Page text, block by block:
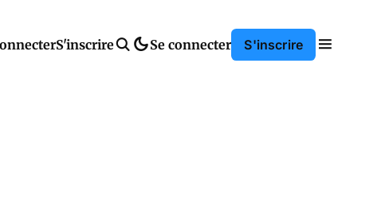
S'inscrire Se connecter S'inscrire